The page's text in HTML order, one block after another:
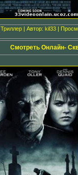
Триллер | Автор: kil33 |
Смотреть Онлайн-